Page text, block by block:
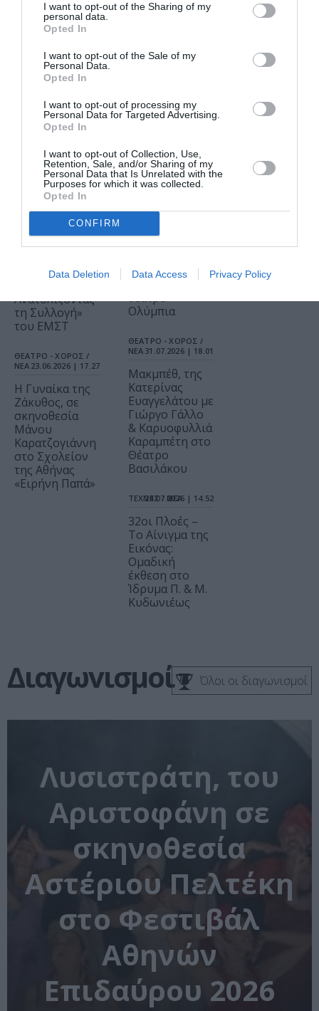
I want to opt-out of the Sharing of my
personal data.
Opted In
I want to opt-out of the Sale of my
Personal Data.
Opted In
I want to opt-out of processing my
Personal Data for Targeted Advertising.
Opted In
I want to opt-out of Collection, Use,
Retention, Sale, and/or Sharing of my
Personal Data that Is Unrelated with the
Purposes for which it was collected.
Opted In
CONFIRM
Data Deletion Data Access Privacy Policy
2026: Το
φετινό
αναλυτικά
19.05.2026 | 20.04
Ίων, του
τον Θωμά
Μοσχόπουλο
στο Αρχαίο
Θέατρο
Επιδαύρου
ΤΕΧΝΕΣ / ΝΕΑ
09.06.2026 | 19.03
Southeast:
Ανατολίζοντας
τη Συλλογή»
του ΕΜΣΤ
ΘΕΑΤΡΟ - ΧΟΡΟΣ /
ΝΕΑ 23.06.2026 | 17.27
Η Γυναίκα της
Ζάκυθος, σε
σκηνοθεσία
Μάνου
Καρατζογιάννη
στο Σχολείον
της Αθήνας
«Ειρήνη Παπά»
Άικ ξανά
Νίκο Κουρή
& Μαρία
ΜΟΥΣΙΚΗ / ΜΟΥΣΙΚΑ
ΝΕΑ29.07.2026 | 20.02
Αυτοκράτειρα
Η νέα ελληνική
Θεόδωρου
θέατρο
Ολύμπια
ΘΕΑΤΡΟ - ΧΟΡΟΣ /
ΝΕΑ 31.07.2026 | 18.01
Μακμπέθ, της
Κατερίνας
Ευαγγελάτου με
Γιώργο Γάλλο
& Καρυοφυλλιά
Καραμπέτη στο
Θέατρο
Βασιλάκου
ΤΕΧΝΕΣ / ΝΕΑ
24.07.2026 | 14.52
32οι Πλοές –
Το Αίνιγμα της
Εικόνας:
Ομαδική
έκθεση στο
Ίδρυμα Π. & Μ.
Κυδωνιέως
Διαγωvισμοί Όλοι οι διαγωνισμοί
Λυσιστράτη, του
Αριστοφάνη σε
σκηνοθεσία
Αστέριου Πελτέκη
στο Φεστιβάλ
Αθηνών
Επιδαύρου 2026